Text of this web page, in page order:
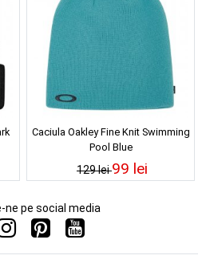
Caciula Oakley Fine Knit Swimming
Pool Blue
129 lei99 lei
ne pe social media